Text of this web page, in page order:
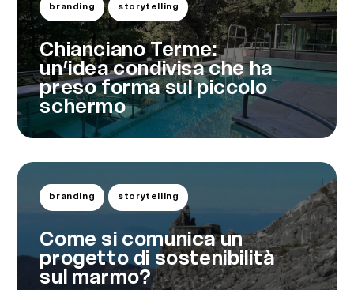
branding storytelling
Chianciano Terme:
un’idea condivisa che ha
preso forma sul piccolo
schermo
branding storytelling
Come si comunica un
progetto di sostenibilità
sul marmo?